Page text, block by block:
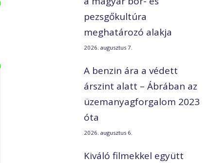
pezsgőkultúra
meghatározó alakja
2026. augusztus 7.
A benzin ára a védett
árszint alatt – Ábrában az
üzemanyagforgalom 2023
óta
2026. augusztus 6.
Kiváló filmekkel együtt